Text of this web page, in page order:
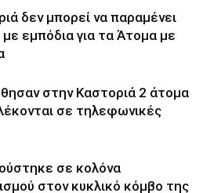
δεν μπορεί να παραμένει
με εμπόδια για τα Άτομα με
στην Καστοριά 2 άτομα
σε τηλεφωνικές
σε κολόνα
στον κυκλικό κόμβο της